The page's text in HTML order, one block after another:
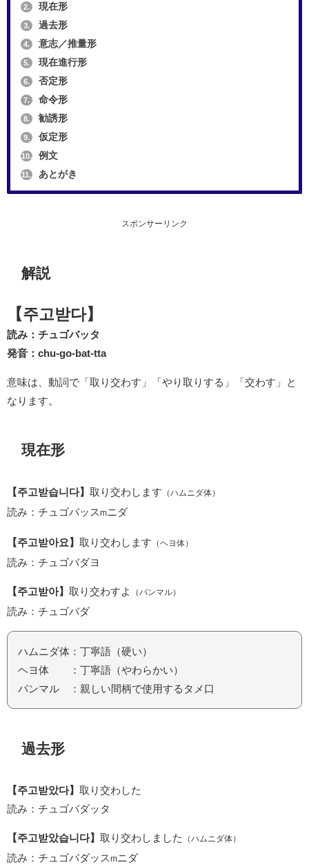
2. 現在形
3. 過去形
4. 意志／推量形
5. 現在進行形
6. 否定形
7. 命令形
8. 勧誘形
9. 仮定形
10. 例文
11. あとがき
スポンサーリンク
解説
【주고받다】
読み：チュゴバッタ
発音：chu-go-bat-tta
意味は、動詞で「取り交わす」「やり取りする」「交わす」と
なります。
現在形
【주고받습니다】 取り交わします （ハムニダ体）
読み：チュゴバッス m ニダ
【주고받아요】 取り交わします （ヘヨ体）
読み：チュゴバダヨ
【주고받아】 取り交わすよ （パンマル）
読み：チュゴバダ
ハムニダ体：丁寧語（硬い）
ヘヨ体 ：丁寧語（やわらかい）
パンマル ：親しい間柄で使用するタメ口
過去形
【주고받았다】 取り交わした
読み：チュゴバダッタ
【주고받았습니다】 取り交わしました （ハムニダ体）
読み：チュゴバダッスmニダ